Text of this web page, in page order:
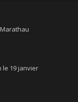
le 19 janvier